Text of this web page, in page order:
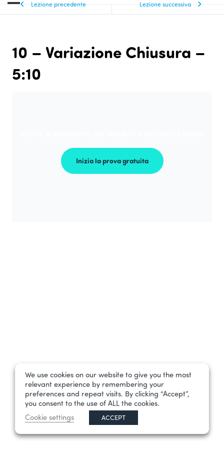
Lezione precedente Lezione successiva
10 – Variazione Chiusura –
5:10
Inizia la prova gratuita
We use cookies on our website to give you the most
relevant experience by remembering your
preferences and repeat visits. By clicking “Accept”,
you consent to the use of ALL the cookies.
Cookie settings
ACCEPT